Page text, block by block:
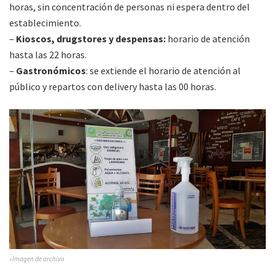
horas, sin concentración de personas ni espera dentro del
establecimiento.
– Kioscos, drugstores y despensas: horario de atención
hasta las 22 horas.
– Gastronómicos: se extiende el horario de atención al
público y repartos con delivery hasta las 00 horas.
»Imagen de archivo